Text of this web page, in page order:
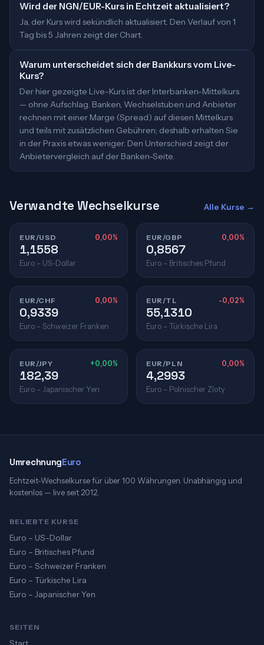
Wird der NGN/EUR-Kurs in Echtzeit aktualisiert?
Ja, der Kurs wird sekündlich aktualisiert. Den Verlauf von 1
Tag bis 5 Jahren zeigt der Chart.
Warum unterscheidet sich der Bankkurs vom Live-
Kurs?
Der hier gezeigte Live-Kurs ist der Interbanken-Mittelkurs
— ohne Aufschlag. Banken, Wechselstuben und Anbieter
rechnen mit einer Marge (Spread) auf diesen Mittelkurs
und teils mit zusätzlichen Gebühren; deshalb erhalten Sie
in der Praxis etwas weniger. Den Unterschied zeigt der
Anbietervergleich auf der Banken-Seite.
Verwandte Wechselkurse Alle Kurse →
EUR/USD 0,00%
1,1558
Euro – US-Dollar
EUR/GBP 0,00%
0,8567
Euro – Britisches Pfund
EUR/CHF 0,00%
0,9339
Euro – Schweizer Franken
EUR/TL -0,02%
55,1310
Euro – Türkische Lira
EUR/JPY +0,00%
182,39
Euro – Japanischer Yen
EUR/PLN 0,00%
4,2993
Euro – Polnischer Zloty
UmrechnungEuro
Echtzeit-Wechselkurse für über 100 Währungen. Unabhängig und
kostenlos — live seit 2012.
BELIEBTE KURSE
Euro – US-Dollar
Euro – Britisches Pfund
Euro – Schweizer Franken
Euro – Türkische Lira
Euro – Japanischer Yen
SEITEN